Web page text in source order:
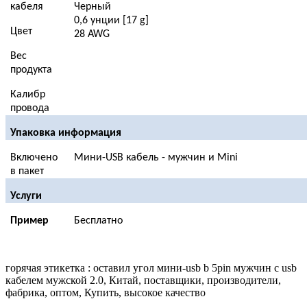
кабеля
Цвет
Вес
продукта
Калибр
провода
Черный
0,6 унции [17 g]
28 AWG
Упаковка информация
Включено
в пакет
Мини-USB кабель - мужчин и Mini
Услуги
Пример Бесплатно
горячая этикетка : оставил угол мини-usb b 5pin мужчин с usb
кабелем мужской 2.0, Китай, поставщики, производители,
фабрика, оптом, Купить, высокое качество